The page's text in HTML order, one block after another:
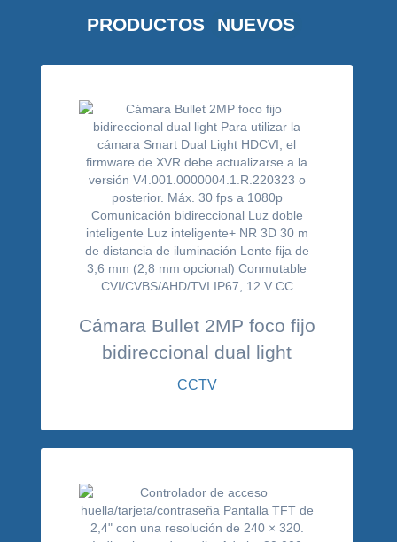
PRODUCTOS NUEVOS
Cámara Bullet 2MP foco fijo
bidireccional dual light
CCTV